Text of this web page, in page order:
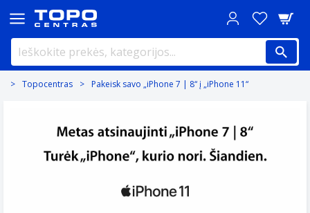
Topocentras Pakeisk savo „iPhone 7 | 8“ į „iPhone 11“